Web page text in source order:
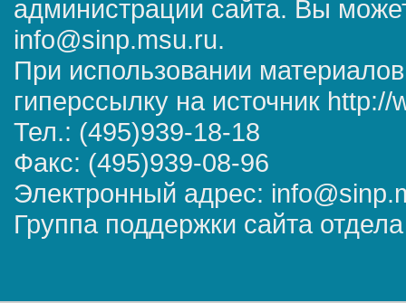
администрации сайта. Вы
info@sinp.msu.ru.
При использовании
гиперссылку на источник
Тел.: (495)939-18-18
Факс: (495)939-08-96
Электронный адрес:
Группа поддержки сайта